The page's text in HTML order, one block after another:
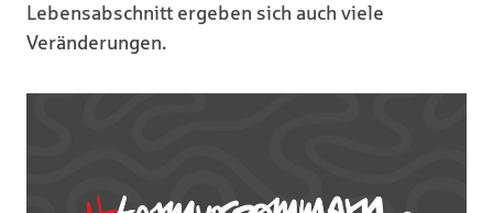
Lebensabschnitt ergeben sich auch viele
Veränderungen.